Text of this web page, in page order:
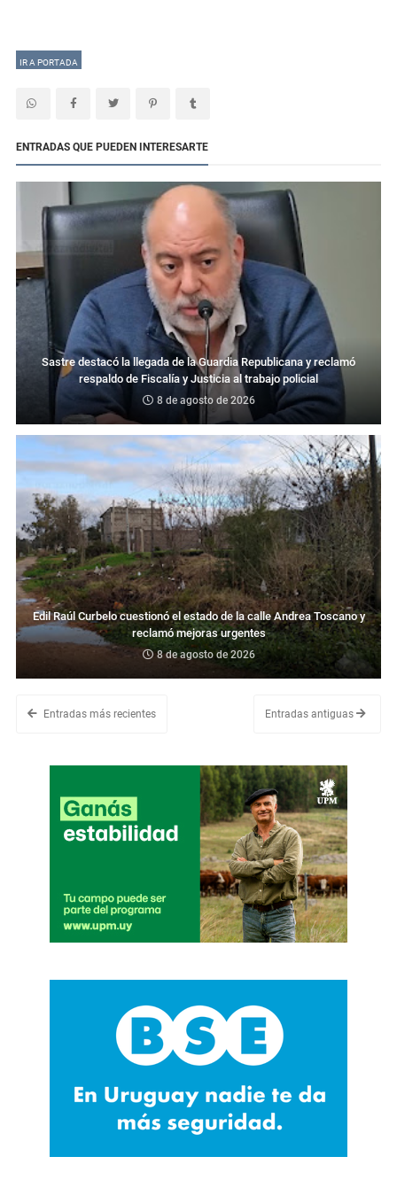
IR A PORTADA
ENTRADAS QUE PUEDEN INTERESARTE
Sastre destacó la llegada de la Guardia Republicana y reclamó
respaldo de Fiscalía y Justicia al trabajo policial
8 de agosto de 2026
Edil Raúl Curbelo cuestionó el estado de la calle Andrea Toscano y
reclamó mejoras urgentes
8 de agosto de 2026
Entradas más recientes Entradas antiguas